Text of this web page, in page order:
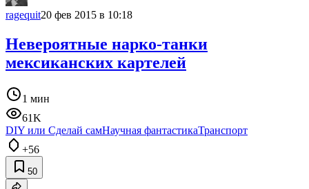
ragequit20 фев 2015 в 10:18
Невероятные нарко-танки
мексиканских картелей
1 мин
61K
DIY или Сделай самНаучная фантастикаТранспорт
+56
50